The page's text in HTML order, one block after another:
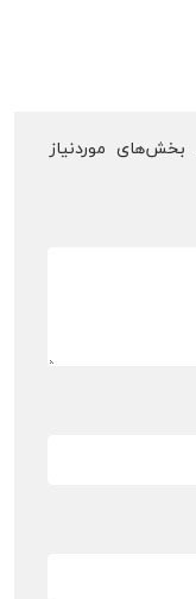
بخش‌های موردنیاز